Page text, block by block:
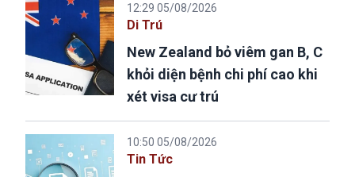
12:29 05/08/2026
Di Trú
New Zealand bỏ viêm gan B, C
khỏi diện bệnh chi phí cao khi
xét visa cư trú
10:50 05/08/2026
Tin Tức